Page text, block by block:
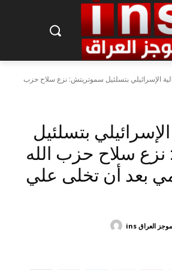
الإسرائيلي بتسلئيل سموتريتش: نزع سلاح حزب
الإسرائيلي بتسلئيل
سلاح حزب الله
بعد أن تخلى علي
موجز العراق ins